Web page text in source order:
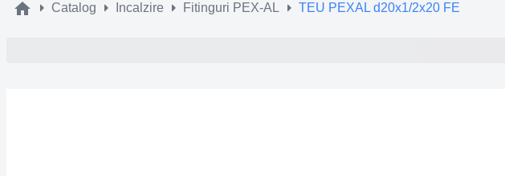
Catalog Incalzire Fitinguri PEX-AL TEU PEXAL d20x1/2x20 FE